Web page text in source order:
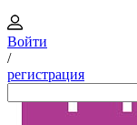
Войти
/
регистрация